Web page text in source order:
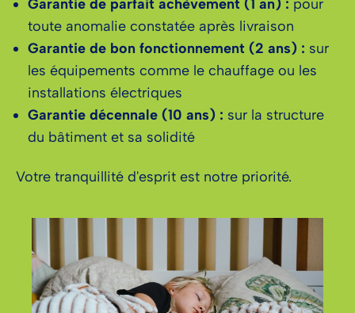
Garantie de parfait achèvement (1 an) : pour
toute anomalie constatée après livraison
Garantie de bon fonctionnement (2 ans) : sur
les équipements comme le chauffage ou les
installations électriques
Garantie décennale (10 ans) : sur la structure
du bâtiment et sa solidité
Votre tranquillité d'esprit est notre priorité.